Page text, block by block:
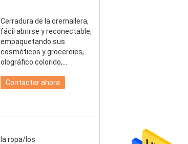
Cerradura de la cremallera,
fácil abrirse y reconectable,
empaquetando sus
cosméticos y grocereies,
olográfico colorido,
Contactar ahora
la ropa/los